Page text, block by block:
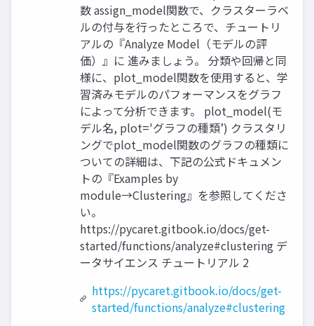
数 assign_model関数で、クラスターラベ
ルの付与を行ったところで、チュートリ
アルの『Analyze Model（モデルの評
価）』に 進みましょう。 分類や回帰と同
様に、plot_model関数を使用すると、学
習済みモデルのパフォーマンスをグラフ
によって分析できます。 plot_model(モ
デル名, plot='グラフの種類’) クラスタリ
ングでplot_model関数のグラフの種類に
ついての詳細は、下記の公式ドキュメン
トの『Examples by
module→Clustering』を参照してくださ
い。
https://pycaret.gitbook.io/docs/get-
started/functions/analyze#clustering デ
ータサイエンス チュートリアル 2
https://pycaret.gitbook.io/docs/get-
started/functions/analyze#clustering